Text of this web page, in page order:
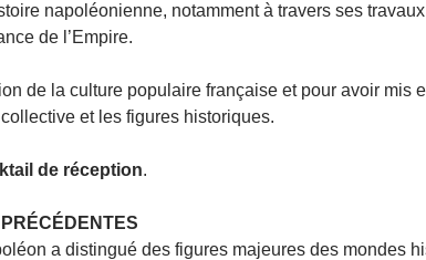
napoléonienne, notamment à travers ses
de l’Empire.
de la culture populaire française et pour avoir mis
et les figures historiques.
de réception.
a distingué des figures majeures des mondes